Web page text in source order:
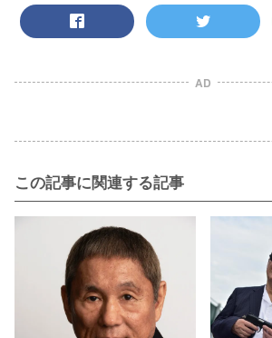
AD
この記事に関連する記事